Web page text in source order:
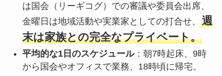
は国会（リーギコグ）での審議や委員会出席、
金曜日は地域活動や実業家としての打合せ、 週
末は家族との完全なプライベート。
平均的な1日のスケジュール：朝7時起床、9時
から国会やオフィスで業務、18時頃に帰宅。